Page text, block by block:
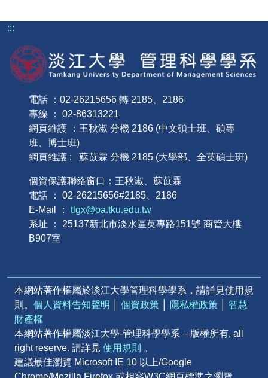
:::
電話 ：02-26215656 轉 2185、2186
專線 ： 02-86313221
網頁維護 ：王秋淑 分機 2186 (中文碩士班、碩專
班、博士班)
網頁維護 : 蘇苡霖 分機 2185 (大學部、全英碩士班)
個資保護聯絡窗口：王秋淑、蘇苡霖
電話 ： 02-26215656#2185、2186
E-Mail ： tlgx@oa.tku.edu.tw
系址 ： 25137新北市淡水區英專路151號 商管大樓
B907室
本網站著作權屬於淡江大學管理科學學系，請詳見使用規
則。 個人資料告知聲明 個資政策 隱私權政策
智慧
財產權
本網站著作權屬淡江大學-管理科學學系 – 版權所有, all
right reserve. 請詳見 使用規則 。
建議最佳瀏覽 Microsoft IE 10 以上/Google